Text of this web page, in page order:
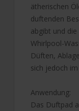
ätherischen
duftenden
abgibt und
Whirlpool-
Düften,
sich jedoch
Anwendung:
Das Duftpad